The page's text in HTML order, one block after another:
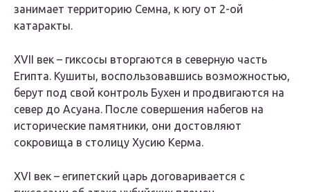
занимает территорию Семна, к югу от 2-ой
катаракты.
XVII век – гиксосы вторгаются в северную часть
Египта. Кушиты, воспользовавшись возможностью,
берут под свой контроль Бухен и продвигаются на
север до Асуана. После совершения набегов на
исторические памятники, они достовляют
сокровища в столицу Хусию Керма.
XVI век – египетский царь договаривается с